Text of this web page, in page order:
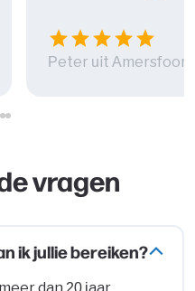
starstarstarstarstar
Peter uit Amersfoort
vragen
ik jullie bereiken?